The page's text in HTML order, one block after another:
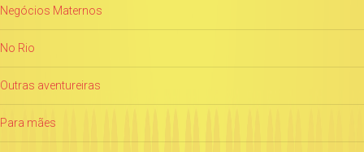
Negócios Maternos
No Rio
Outras aventureiras
Para mães